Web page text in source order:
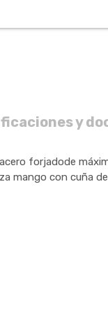
y
forjadode
con cuña